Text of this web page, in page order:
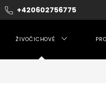
+420602756775
Moje objednávka
ŽIVOČICHOVÉ